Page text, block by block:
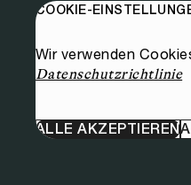
COOKIE-
Wir verwenden
Datenschutzrichtlinie
ALLE AKZEPTIEREN